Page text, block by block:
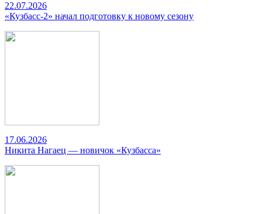
22.07.2026
«Кузбасс-2» начал подготовку к новому сезону
17.06.2026
Никита Нагаец — новичок «Кузбасса»